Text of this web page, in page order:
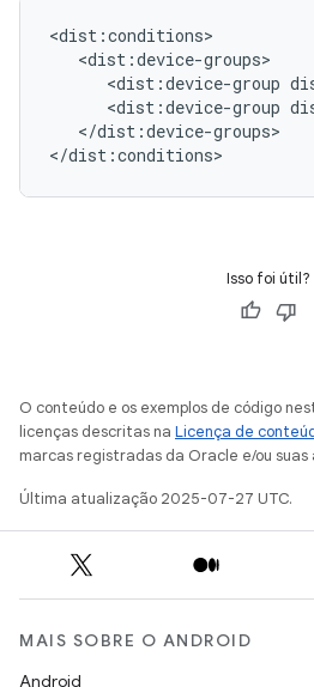
<dist:device-group
<dist:device-group
</dist:device-groups>
Isso foi útil?
O conteúdo e os exemplos de código
licenças descritas na Licença de
marcas registradas da Oracle e/ou suas
Última atualização 2025-07-27 UTC.
MAIS SOBRE O ANDROID
Android